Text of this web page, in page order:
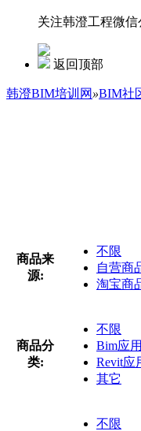
关注韩澄工程微信
返回顶部
韩澄BIM培训网 »BIM社
商品来
源:
不限
自营商
淘宝商
商品分
类:
不限
Bim应用
Revit应
其它
不限